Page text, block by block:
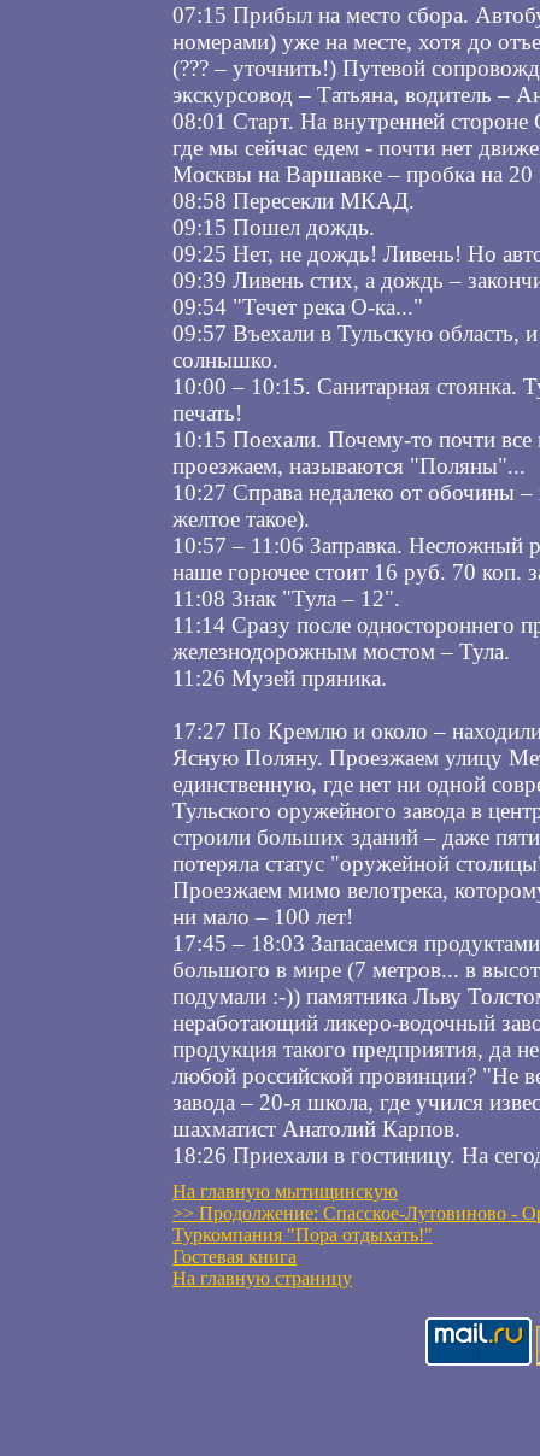
07:15 Прибыл на место сбора.
номерами) уже на месте, хотя до
(??? – уточнить!) Путевой
экскурсовод – Татьяна, водитель –
08:01 Старт. На внутренней стороне
где мы сейчас едем - почти нет
Москвы на Варшавке – пробка на 20
08:58 Пересекли МКАД.
09:15 Пошел дождь.
09:25 Нет, не дождь! Ливень! Но
09:39 Ливень стих, а дождь –
09:54 "Течет река О-ка..."
09:57 Въехали в Тульскую область,
солнышко.
10:00 – 10:15. Санитарная стоянка.
печать!
10:15 Поехали. Почему-то почти
проезжаем, называются "Поляны"...
10:27 Справа недалеко от обочины –
желтое такое).
10:57 – 11:06 Заправка. Несложный
наше горючее стоит 16 руб. 70 коп.
11:08 Знак "Тула – 12".
11:14 Сразу после одностороннего
железнодорожным мостом – Тула.
11:26 Музей пряника.
17:27 По Кремлю и около –
Ясную Поляну. Проезжаем улицу
единственную, где нет ни одной
Тульского оружейного завода в
строили больших зданий – даже
потеряла статус "оружейной
Проезжаем мимо велотрека,
ни мало – 100 лет!
17:45 – 18:03 Запасаемся
большого в мире (7 метров... в
подумали :-)) памятника Льву
неработающий ликеро-водочный
продукция такого предприятия, да
любой российской провинции? "Не
завода – 20-я школа, где учился
шахматист Анатолий Карпов.
18:26 Приехали в гостиницу. На
На главную мытищинскую
>> Продолжение: Спасское-Лутовиново -
Туркомпания "Пора отдыхать!"
Гостевая книга
На главную страницу